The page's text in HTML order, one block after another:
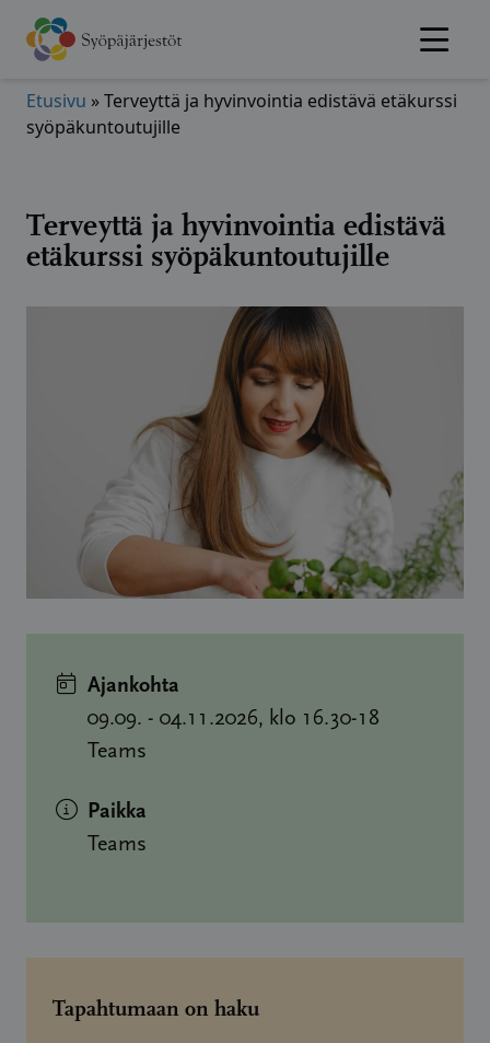
Hyppää
sisältöön
Etusivu »Terveyttä ja hyvinvointia edistävä etäkurssi
syöpäkuntoutujille
Terveyttä ja hyvinvointia edistävä
etäkurssi syöpäkuntoutujille
Ajankohta
09.09. - 04.11.2026, klo 16.30-18
Teams
Paikka
Teams
Tapahtumaan on haku